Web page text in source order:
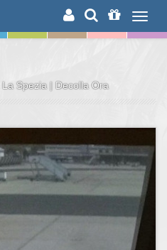
RICERCA
Spezia | Decolla Ora